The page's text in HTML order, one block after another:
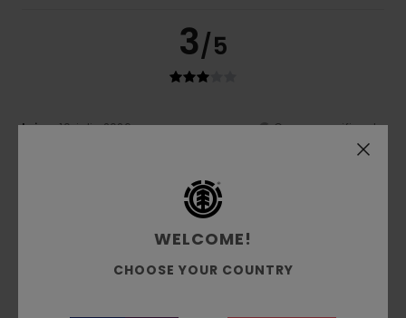
3/5
Loison10. julio 2026
Compra verificada
Relación calidad-precio
Material : 3 /5
Recomiendo este producto
5/5
WELCOME!
CHOOSE YOUR COUNTRY